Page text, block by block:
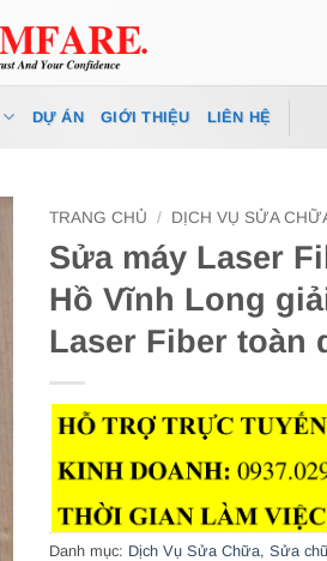
DỰ ÁN GIỚI THIỆU LIÊN HỆ
TRANG CHỦ / DỊCH VỤ SỬA
Sửa máy Laser
Hồ Vĩnh Long
Laser Fiber toàn
Danh mục: Dịch Vụ Sửa Chữa, Sửa